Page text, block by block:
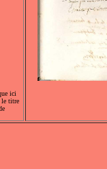
ici
le titre